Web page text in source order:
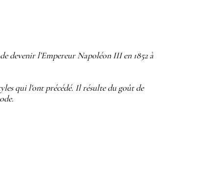
devenir l’Empereur Napoléon III en 1852 à
qui l'ont précédé. Il résulte du goût de